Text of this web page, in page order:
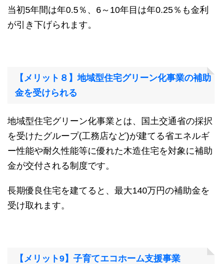
当初5年間は年0.5％、6～10年目は年0.25％も金利
が引き下げられます。
【メリット８】地域型住宅グリーン化事業の補助
金を受けられる
地域型住宅グリーン化事業とは、国土交通省の採択
を受けたグループ(工務店など)が建てる省エネルギ
ー性能や耐久性能等に優れた木造住宅を対象に補助
金が交付される制度です。
長期優良住宅を建てると、最大140万円の補助金を
受け取れます。
【メリット9】子育てエコホーム支援事業